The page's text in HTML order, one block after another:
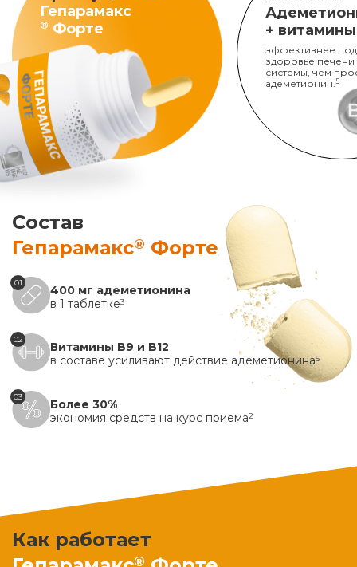
Гепарамакс
® Форте
+
эффективнее
здоровье печени
системы, чем
адеметионин. 5
Состав
Гепарамакс® Форте
01
400 мг адеметионина
в 1 таблетке3
02
Витамины B9 и B12
в составе усиливают действие адеметионина5
03
Более 30%
экономия средств на курс приема2
Как работает
®